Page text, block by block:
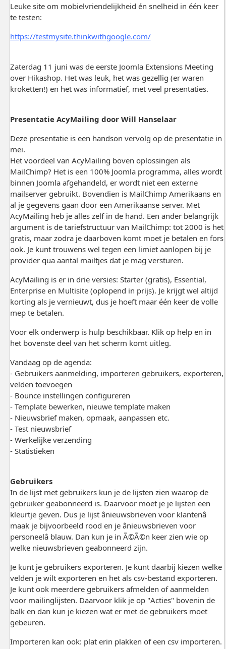
Leuke site om mobielvriendelijkheid én snelheid in één keer
te testen:
https://testmysite.thinkwithgoogle.com/
Zaterdag 11 juni was de eerste Joomla Extensions Meeting
over Hikashop. Het was leuk, het was gezellig (er waren
kroketten!) en het was informatief, met veel presentaties.
Presentatie AcyMailing door Will Hanselaar
Deze presentatie is een handson vervolg op de presentatie in
mei.
Het voordeel van AcyMailing boven oplossingen als
MailChimp? Het is een 100% Joomla programma, alles wordt
binnen Joomla afgehandeld, er wordt niet een externe
mailserver gebruikt. Bovendien is MailChimp Amerikaans en
al je gegevens gaan door een Amerikaanse server. Met
AcyMailing heb je alles zelf in de hand. Een ander belangrijk
argument is de tariefstructuur van MailChimp: tot 2000 is het
gratis, maar zodra je daarboven komt moet je betalen en fors
ook. Je kunt trouwens wel tegen een limiet aanlopen bij je
provider qua aantal mailtjes dat je mag versturen.
AcyMailing is er in drie versies: Starter (gratis), Essential,
Enterprise en Multisite (oplopend in prijs). Je krijgt wel altijd
korting als je vernieuwt, dus je hoeft maar één keer de volle
mep te betalen.
Voor elk onderwerp is hulp beschikbaar. Klik op help en in
het bovenste deel van het scherm komt uitleg.
Vandaag op de agenda:
- Gebruikers aanmelding, importeren gebruikers, exporteren,
velden toevoegen
- Bounce instellingen configureren
- Template bewerken, nieuwe template maken
- Nieuwsbrief maken, opmaak, aanpassen etc.
- Test nieuwsbrief
- Werkelijke verzending
- Statistieken
Gebruikers
In de lijst met gebruikers kun je de lijsten zien waarop de
gebruiker geabonneerd is. Daarvoor moet je je lijsten een
kleurtje geven. Dus je lijst ânieuwsbrieven voor klantenâ
maak je bijvoorbeeld rood en je ânieuwsbrieven voor
personeelâ blauw. Dan kun je in Ã©Ã©n keer zien wie op
welke nieuwsbrieven geabonneerd zijn.
Je kunt je gebruikers exporteren. Je kunt daarbij kiezen welke
velden je wilt exporteren en het als csv-bestand exporteren.
Je kunt ook meerdere gebruikers afmelden of aanmelden
voor mailinglijsten. Daarvoor klik je op "Acties" bovenin de
balk en dan kun je kiezen wat er met de gebruikers moet
gebeuren.
Importeren kan ook: plat erin plakken of een csv importeren.